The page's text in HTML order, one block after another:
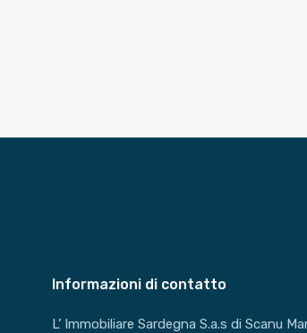
Informazioni di contatto
L’ Immobiliare Sardegna S.a.s di Scanu